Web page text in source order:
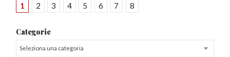
1 2 3 4 5 6 7 8
Categorie
Seleziona una categoria